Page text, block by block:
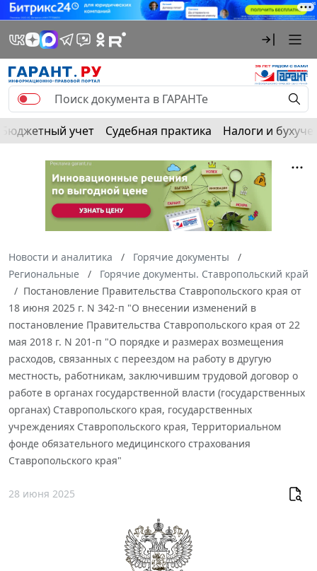
Бюджетный учет Судебная практика Налоги и
Новости и аналитика
Горячие документы
Региональные
Горячие документы. Ставропольский край
Постановление Правительства Ставропольского края от
18 июня 2025 г. N 342-п "О внесении изменений в
постановление Правительства Ставропольского края от 22
мая 2018 г. N 201-п "О порядке и размерах возмещения
расходов, связанных с переездом на работу в другую
местность, работникам, заключившим трудовой договор о
работе в органах государственной власти (государственных
органах) Ставропольского края, государственных
учреждениях Ставропольского края, Территориальном
фонде обязательного медицинского страхования
Ставропольского края"
28 июня 2025